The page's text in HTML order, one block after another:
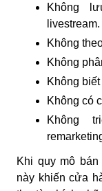
Không
livestream.
Không
Không
Không
Không có
Không
Khi quy mô
này khiến cửa